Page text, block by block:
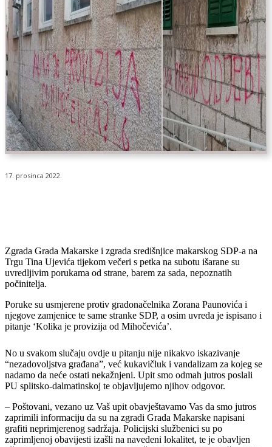
17. prosinca 2022.
Zgrada Grada Makarske i zgrada središnjice makarskog SDP-a na
Trgu Tina Ujevića tijekom večeri s petka na subotu išarane su
uvredljivim porukama od strane, barem za sada, nepoznatih
počinitelja.
Poruke su usmjerene protiv gradonačelnika Zorana Paunovića i
njegove zamjenice te same stranke SDP, a osim uvreda je ispisano i
pitanje ‘Kolika je provizija od Mihočevića’.
No u svakom slučaju ovdje u pitanju nije nikakvo iskazivanje
“nezadovoljstva građana”, već kukavičluk i vandalizam za kojeg se
nadamo da neće ostati nekažnjeni. Upit smo odmah jutros poslali
PU splitsko-dalmatinskoj te objavljujemo njihov odgovor.
– Poštovani, vezano uz Vaš upit obavještavamo Vas da smo jutros
zaprimili informaciju da su na zgradi Grada Makarske napisani
grafiti neprimjerenog sadržaja. Policijski službenici su po
zaprimljenoj obavijesti izašli na navedeni lokalitet, te je obavljen